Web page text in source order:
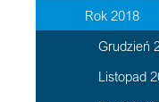
Rok 2018
Grudzień
Listopad